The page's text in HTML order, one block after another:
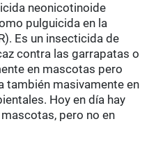
neonicotinoide
pulguicida en la
Es un insecticida de
contra las garrapatas o
en mascotas pero
también masivamente en
Hoy en día hay
pero no en